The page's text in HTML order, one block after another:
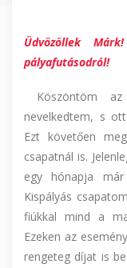
Üdvözöllek
pályafutásodról!
Köszöntöm az
nevelkedtem, s
Ezt követően
csapatnál is.
egy hónapja
Kispályás
fiúkkal mind a
Ezeken az
rengeteg díjat is